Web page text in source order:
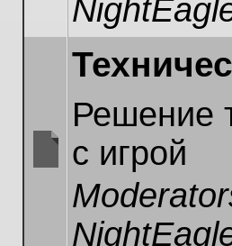
unread
unread
Решение
с игрой